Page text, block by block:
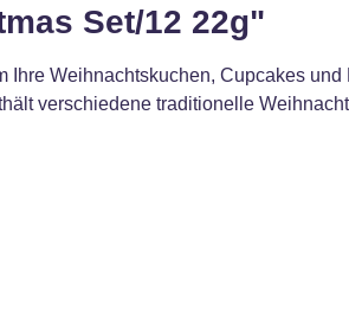
Set/12 22g"
Weihnachtskuchen, Cupcakes
verschiedene traditionelle